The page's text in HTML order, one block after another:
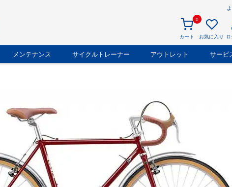
0
カート お気に入り
メンテナンス サイクルトレーナー アウトレット サービ